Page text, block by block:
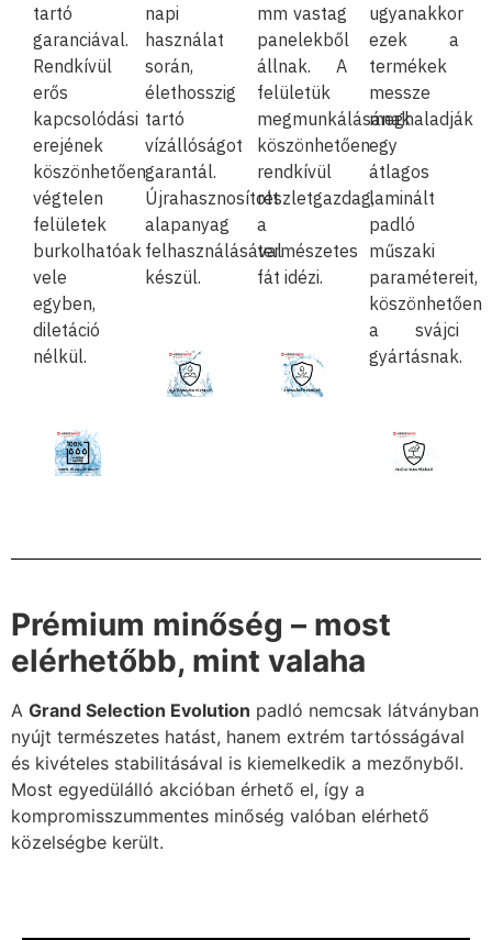
tartó
garanciával.
Rendkívül
erős
kapcsolódási
erejének
köszönhetően
végtelen
felületek
burkolhatóak
vele
egyben,
diletáció
nélkül.
napi
használat
során,
élethosszig
tartó
vízállóságot
garantál.
Újrahasznosított
alapanyag
felhasználásával
készül.
mm vastag
panelekből
állnak. A
felületük
megmunkálásának
köszönhetően
rendkívül
részletgazdag,
a
természetes
fát idézi.
ugyanakkor
ezek a
termékek
messze
meghaladják
egy
átlagos
laminált
padló
műszaki
paramétereit,
köszönhetően
a svájci
gyártásnak.
Prémium minőség – most
elérhetőbb, mint valaha
A Grand Selection Evolution padló nemcsak látványban
nyújt természetes hatást, hanem extrém tartósságával
és kivételes stabilitásával is kiemelkedik a mezőnyből.
Most egyedülálló akcióban érhető el, így a
kompromisszummentes minőség valóban elérhető
közelségbe került.